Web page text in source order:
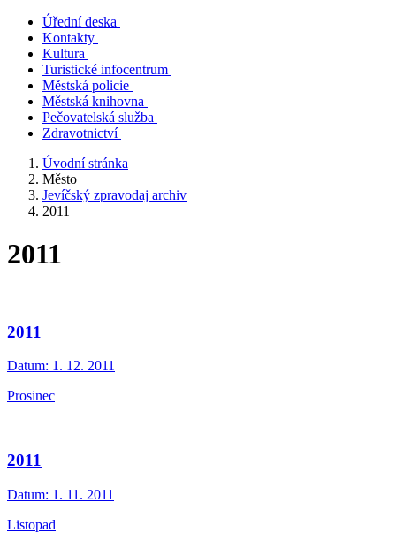
Úřední deska
Kontakty
Kultura
Turistické infocentrum
Městská policie
Městská knihovna
Pečovatelská služba
Zdravotnictví
Úvodní stránka
Město
Jevíčský zpravodaj archiv
2011
2011
2011
Datum: 1. 12. 2011
Prosinec
2011
Datum: 1. 11. 2011
Listopad